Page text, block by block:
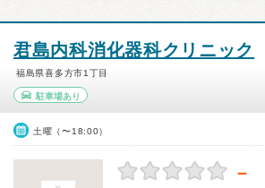
君島内科消化器科クリニック
福島県喜多方市1丁目
駐車場あり
土曜（〜18:00）
－